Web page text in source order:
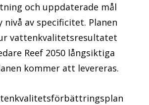
och uppdaterade mål
nivå av specificitet. Planen
vattenkvalitetsresultatet
Reef 2050 långsiktiga
kommer att levereras.